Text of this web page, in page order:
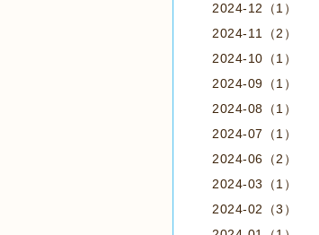
2024-12（1）
2024-11（2）
2024-10（1）
2024-09（1）
2024-08（1）
2024-07（1）
2024-06（2）
2024-03（1）
2024-02（3）